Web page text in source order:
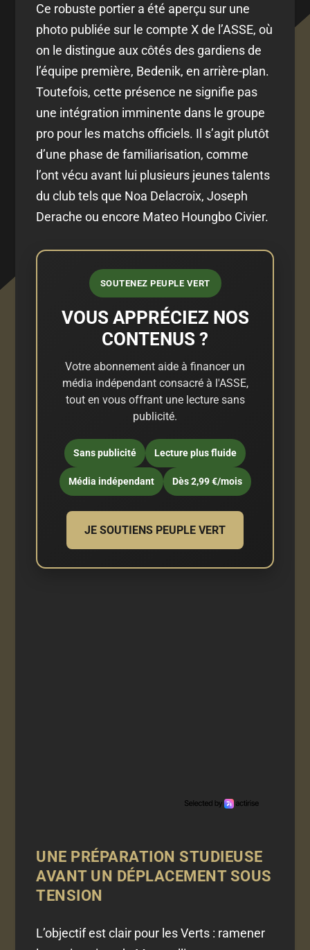
Ce robuste portier a été aperçu sur une
photo publiée sur le compte X de l’ASSE, où
on le distingue aux côtés des gardiens de
l’équipe première, Bedenik, en arrière-plan.
Toutefois, cette présence ne signifie pas
une intégration imminente dans le groupe
pro pour les matchs officiels. Il s’agit plutôt
d’une phase de familiarisation, comme
l’ont vécu avant lui plusieurs jeunes talents
du club tels que Noa Delacroix, Joseph
Derache ou encore Mateo Houngbo Civier.
SOUTENEZ PEUPLE VERT
VOUS APPRÉCIEZ NOS
CONTENUS ?
Votre abonnement aide à financer un
média indépendant consacré à l'ASSE,
tout en vous offrant une lecture sans
publicité.
Sans publicité Lecture plus fluide
Média indépendant Dès 2,99 €/mois
JE SOUTIENS PEUPLE VERT
UNE PRÉPARATION STUDIEUSE
AVANT UN DÉPLACEMENT SOUS
TENSION
L’objectif est clair pour les Verts : ramener